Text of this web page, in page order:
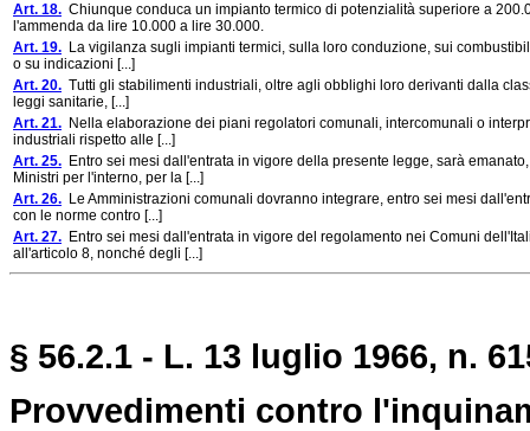
Art. 18. Chiunque conduca un impianto termico di potenzialità superiore a
l'ammenda da lire 10.000 a lire 30.000.
Art. 19. La vigilanza sugli impianti termici, sulla loro conduzione, sui
o su indicazioni [...]
Art. 20. Tutti gli stabilimenti industriali, oltre agli obblighi loro derivanti dalla
leggi sanitarie, [...]
Art. 21. Nella elaborazione dei piani regolatori comunali, intercomunali o
industriali rispetto alle [...]
Art. 25. Entro sei mesi dall'entrata in vigore della presente legge, sarà
Ministri per l'interno, per la [...]
Art. 26. Le Amministrazioni comunali dovranno integrare, entro sei mesi
con le norme contro [...]
Art. 27. Entro sei mesi dall'entrata in vigore del regolamento nei Comuni
all'articolo 8, nonché degli [...]
§ 56.2.1 - L. 13 luglio 1966, n.
Provvedimenti contro